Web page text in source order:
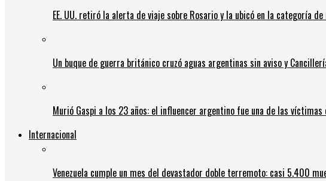
EE. UU. retiró la alerta de viaje sobre Rosario y la ubicó en la categoría
Un buque de guerra británico cruzó aguas argentinas sin aviso y
Murió Gaspi a los 23 años: el influencer argentino fue una de las
Internacional
Venezuela cumple un mes del devastador doble terremoto: casi 5.400